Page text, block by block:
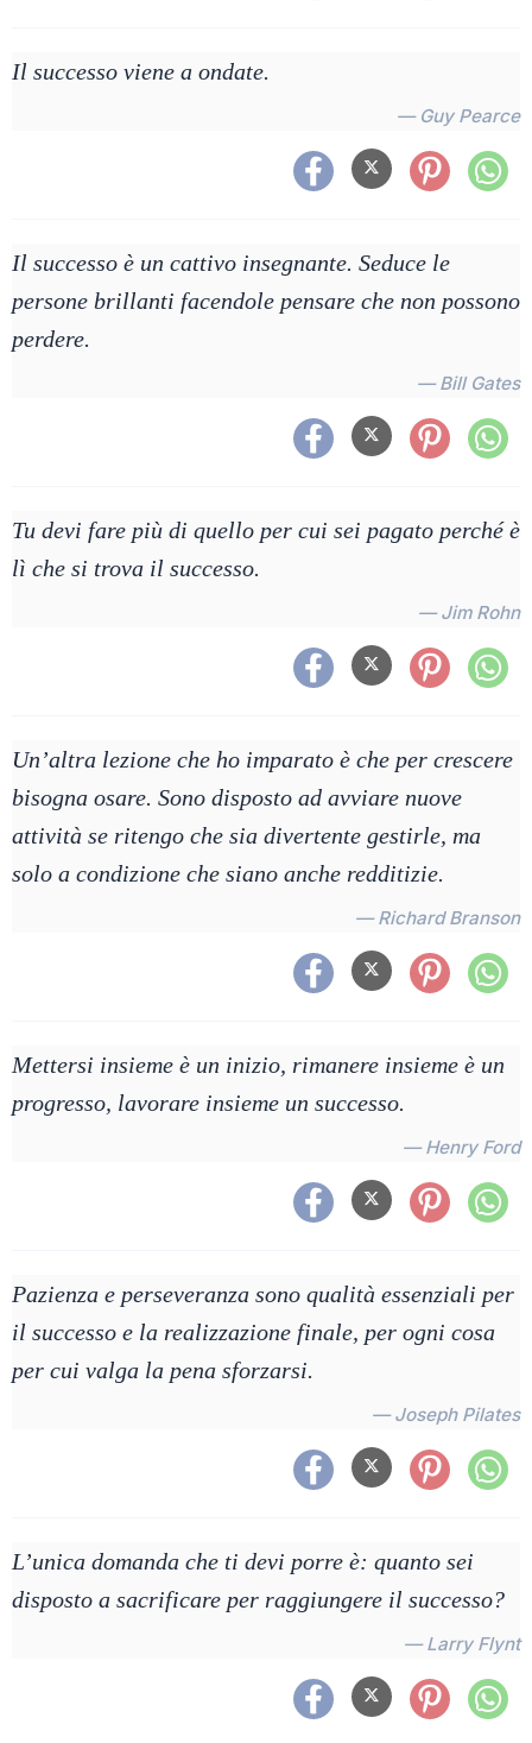
Il successo viene a ondate.
— Guy Pearce
Il successo è un cattivo insegnante. Seduce le
persone brillanti facendole pensare che non possono
perdere.
— Bill Gates
Tu devi fare più di quello per cui sei pagato perché è
lì che si trova il successo.
— Jim Rohn
Un’altra lezione che ho imparato è che per crescere
bisogna osare. Sono disposto ad avviare nuove
attività se ritengo che sia divertente gestirle, ma
solo a condizione che siano anche redditizie.
— Richard Branson
Mettersi insieme è un inizio, rimanere insieme è un
progresso, lavorare insieme un successo.
— Henry Ford
Pazienza e perseveranza sono qualità essenziali per
il successo e la realizzazione finale, per ogni cosa
per cui valga la pena sforzarsi.
— Joseph Pilates
L’unica domanda che ti devi porre è: quanto sei
disposto a sacrificare per raggiungere il successo?
— Larry Flynt